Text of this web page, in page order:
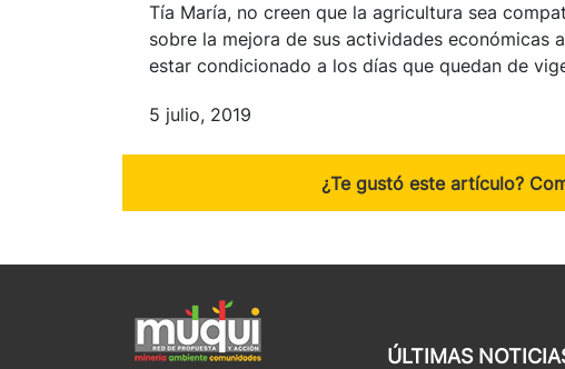
Tía María, no creen que la agricultura sea
sobre la mejora de sus actividades
estar condicionado a los días que quedan de
5 julio, 2019
¿Te gustó este artículo?
ÚLTIMAS